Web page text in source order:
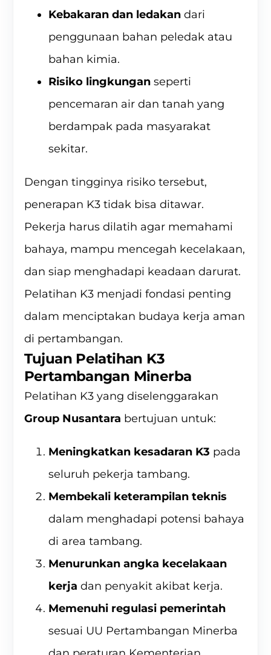
Kebakaran dan ledakandari
penggunaan bahan peledak atau
bahan kimia.
Risiko lingkunganseperti
pencemaran air dan tanah yang
berdampak pada masyarakat
sekitar.
Dengan tingginya risiko tersebut,
penerapan K3 tidak bisa ditawar.
Pekerja harus dilatih agar memahami
bahaya, mampu mencegah kecelakaan,
dan siap menghadapi keadaan darurat.
Pelatihan K3 menjadi fondasi penting
dalam menciptakan budaya kerja aman
di pertambangan.
Tujuan Pelatihan K3
Pertambangan Minerba
Pelatihan K3yang diselenggarakan
Group Nusantara bertujuan untuk:
Meningkatkan kesadaran K3 pada
seluruh pekerja tambang.
Membekali keterampilan teknis
dalam menghadapi potensi bahaya
di area tambang.
Menurunkan angka kecelakaan
kerja dan penyakit akibat kerja.
Memenuhi regulasi pemerintah
sesuai UU Pertambangan Minerba